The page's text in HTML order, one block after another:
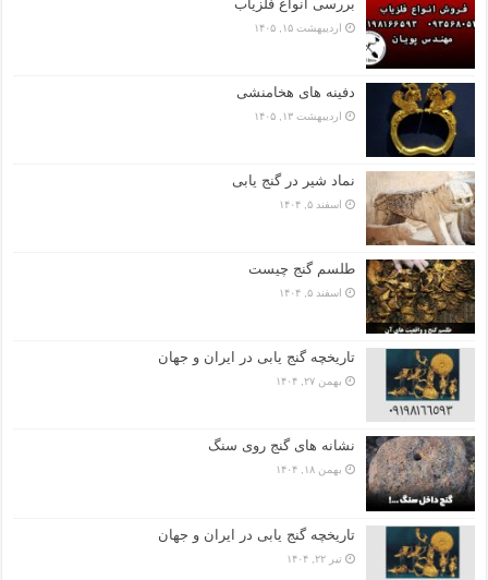
بررسی انواع فلزیاب
اردیبهشت ۱۵, ۱۴۰۵
دفینه های هخامنشی
اردیبهشت ۱۳, ۱۴۰۵
نماد شیر در گنج یابی
اسفند ۵, ۱۴۰۴
طلسم گنج چیست
اسفند ۵, ۱۴۰۴
تاریخچه گنج‌ یابی در ایران و جهان
بهمن ۲۷, ۱۴۰۴
نشانه های گنج روی سنگ
بهمن ۱۸, ۱۴۰۴
تاریخچه گنج‌ یابی در ایران و جهان
تیر ۲۲, ۱۴۰۴